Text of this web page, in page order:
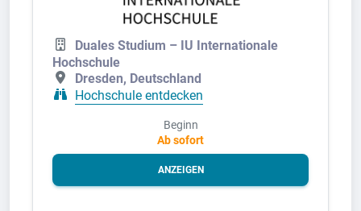
Duales Studium – IU Internationale
Hochschule
Dresden, Deutschland
Hochschule entdecken
Beginn
Ab sofort
ANZEIGEN